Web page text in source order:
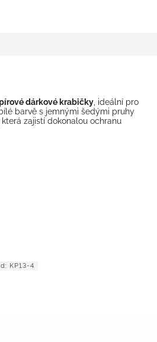
dárkové krabičky , ideální pro
barvě s jemnými šedými pruhy
zajistí dokonalou ochranu
KP13-4